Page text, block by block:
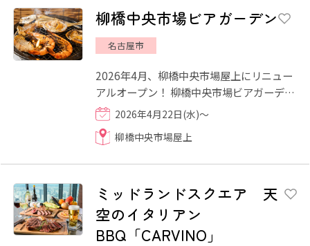
柳橋中央市場ビアガーデン
名古屋市
2026年4月、柳橋中央市場屋上にリニュー
アルオープン！ 柳橋中央市場ビアガーデン
は、ただ食べて飲むだけのビアガーデンで
はありません。 市場...
2026年4月22日(水)～
柳橋中央市場屋上
ミッドランドスクエア 天
空のイタリアン
BBQ「CARVINO」